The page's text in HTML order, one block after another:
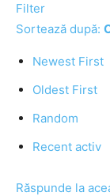
Filter
Sortează după:
Newest First
Oldest First
Random
Recent activ
Răspunde la